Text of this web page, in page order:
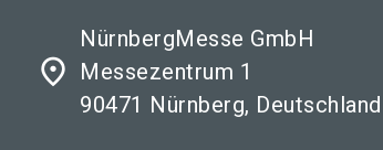
place
NürnbergMesse GmbH
Messezentrum 1
90471 Nürnberg, Deutschland